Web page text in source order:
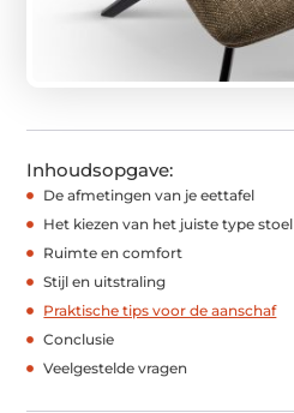
Inhoudsopgave:
De afmetingen van je eettafel
Het kiezen van het juiste type stoel
Ruimte en comfort
Stijl en uitstraling
Praktische tips voor de aanschaf
Conclusie
Veelgestelde vragen